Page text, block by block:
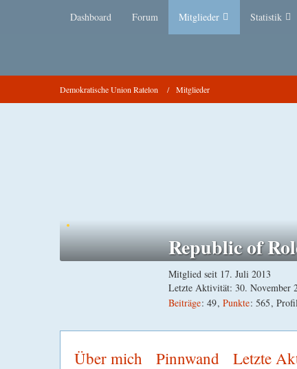
Dashboard Forum Mitglieder Statistik
Demokratische Union Ratelon Mitglieder
Republic of
Mitglied seit 17. Juli 2013
Letzte Aktivität:30. November
Beiträge 49 Punkte 565
Über mich Pinnwand Letzte